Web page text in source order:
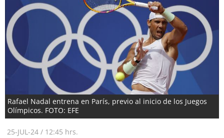
Rafael Nadal entrena en París, previo al inicio de los Juegos
Olímpicos. FOTO: EFE
25-JUL-24 / 12:45 hrs.